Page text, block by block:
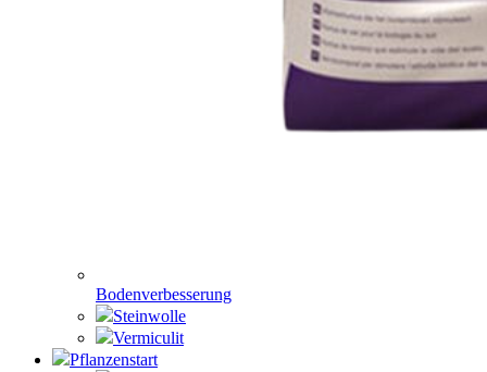
Bodenverbesserung
Steinwolle
Vermiculit
Pflanzenstart